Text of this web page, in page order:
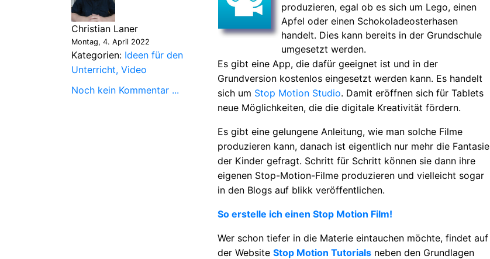
produzieren, egal ob es sich um Lego, einen
Apfel oder einen Schokoladeosterhasen
handelt. Dies kann bereits in der Grundschule
umgesetzt werden.
Es gibt eine App, die dafür geeignet ist und in der
Grundversion kostenlos eingesetzt werden kann. Es handelt
sich um Stop Motion Studio. Damit eröffnen sich für Tablets
neue Möglichkeiten, die die digitale Kreativität fördern.
Es gibt eine gelungene Anleitung, wie man solche Filme
produzieren kann, danach ist eigentlich nur mehr die Fantasie
der Kinder gefragt. Schritt für Schritt können sie dann ihre
eigenen Stop-Motion-Filme produzieren und vielleicht sogar
in den Blogs auf blikk veröffentlichen.
So erstelle ich einen Stop Motion Film!
Wer schon tiefer in die Materie eintauchen möchte, findet auf
der Website Stop Motion Tutorials neben den Grundlagen
Christian Laner
Montag, 4. April 2022
Kategorien: Ideen für den
Unterricht Video
Noch kein Kommentar ...